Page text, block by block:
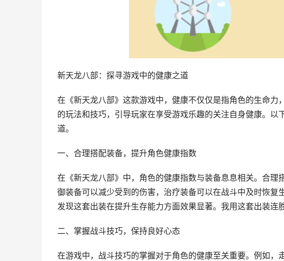
新天龙八部：探寻游戏中的健康之道
在《新天龙八部》这款游戏中，健康不仅仅是指角色的生命
的玩法和技巧，引导玩家在享受游戏乐趣的关注自身健康。
道。
一、合理搭配装备，提升角色健康指数
在《新天龙八部》中，角色的健康指数与装备息息相关。合
御装备可以减少受到的伤害，治疗装备可以在战斗中及时恢
发现这套出装在提升生存能力方面效果显著。我用这套出装连
二、掌握战斗技巧，保持良好心态
在游戏中，战斗技巧的掌握对于角色的健康至关重要。例如